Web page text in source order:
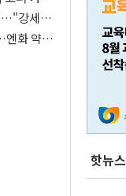
…"강세장
엔화 약세
핫뉴스